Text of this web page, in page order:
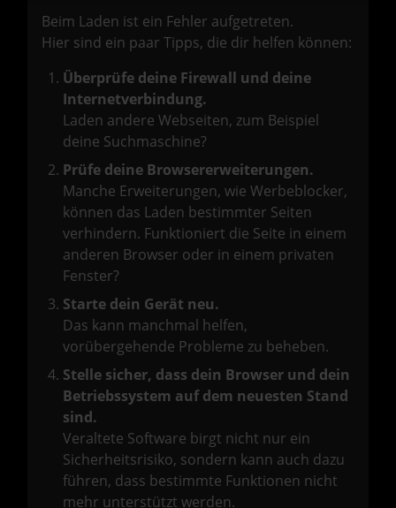
Beim Laden ist ein Fehler aufgetreten.
Hier sind ein paar Tipps, die dir helfen können:
Überprüfe deine Firewall und deine
Internetverbindung.
Laden andere Webseiten, zum Beispiel
deine Suchmaschine?
Prüfe deine Browsererweiterungen.
Manche Erweiterungen, wie Werbeblocker,
können das Laden bestimmter Seiten
verhindern. Funktioniert die Seite in einem
anderen Browser oder in einem privaten
Fenster?
Starte dein Gerät neu.
Das kann manchmal helfen,
vorübergehende Probleme zu beheben.
Stelle sicher, dass dein Browser und dein
Betriebssystem auf dem neuesten Stand
sind.
Veraltete Software birgt nicht nur ein
Sicherheitsrisiko, sondern kann auch dazu
führen, dass bestimmte Funktionen nicht
mehr unterstützt werden.